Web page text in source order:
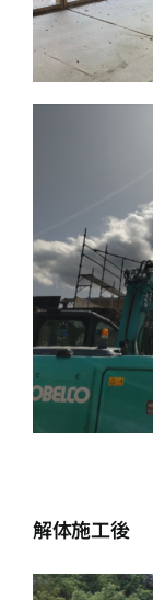
解体施工後